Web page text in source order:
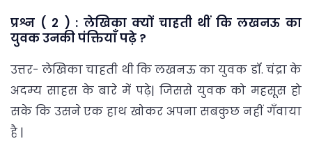
प्रश्न ( 2 ) : लेखिका क्यों चाहती थीं कि लखनऊ का
युवक उनकी पंक्तियाँ पढ़े ?
उत्तर- लेखिका चाहती थी कि लखनऊ का युवक डॉ. चंद्रा के
अदम्य साहस के बारे में पढ़े| जिससे युवक को महसूस हो
सके कि उसने एक हाथ खोकर अपना सबकुछ नहीं गँवाया
है |